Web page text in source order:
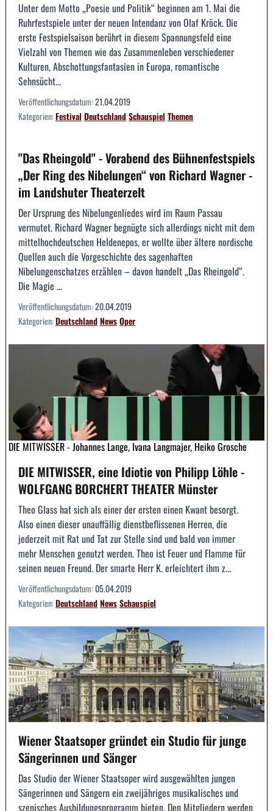
Unter dem Motto „Poesie und Politik“ beginnen am 1. Mai die
Ruhrfestspiele unter der neuen Intendanz von Olaf Kröck. Die
erste Festspielsaison berührt in diesem Spannungsfeld eine
Vielzahl von Themen wie das Zusammenleben verschiedener
Kulturen, Abschottungsfantasien in Europa, romantische
Sehnsücht...
Veröffentlichungsdatum:21.04.2019
Kategorien:Festival DeutschlandSchauspiel Themen
"Das Rheingold" - Vorabend des Bühnenfestspiels
„Der Ring des Nibelungen“ von Richard Wagner -
im Landshuter Theaterzelt
Der Ursprung des Nibelungenliedes wird im Raum Passau
vermutet. Richard Wagner begnügte sich allerdings nicht mit dem
mittelhochdeutschen Heldenepos, er wollte über ältere nordische
Quellen auch die Vorgeschichte des sagenhaften
Nibelungenschatzes erzählen – davon handelt „Das Rheingold“.
Die Magie ...
Veröffentlichungsdatum:20.04.2019
Kategorien:DeutschlandNewsOper
DIE MITWISSER - Johannes Lange, Ivana Langmajer, Heiko Grosche
DIE MITWISSER, eine Idiotie von Philipp Löhle -
WOLFGANG BORCHERT THEATER Münster
Theo Glass hat sich als einer der ersten einen Kwant besorgt.
Also einen dieser unauffällig dienstbeflissenen Herren, die
jederzeit mit Rat und Tat zur Stelle sind und bald von immer
mehr Menschen genutzt werden. Theo ist Feuer und Flamme für
seinen neuen Freund. Der smarte Herr K. erleichtert ihm z...
Veröffentlichungsdatum:05.04.2019
Kategorien:DeutschlandNewsSchauspiel
Wiener Staatsoper gründet ein Studio für junge
Sängerinnen und Sänger
Das Studio der Wiener Staatsoper wird ausgewählten jungen
Sängerinnen und Sängern ein zweijähriges musikalisches und
szenisches Ausbildungsprogramm bieten. Den Mitgliedern werden